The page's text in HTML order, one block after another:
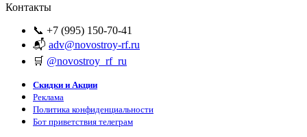
Контакты
📞 +7 (995) 150-70-41
📬 adv@novostroy-rf.ru
🛒 @novostroy_rf_ru
Скидки и Акции
Реклама
Политика конфиденциальности
Бот приветствия телеграм